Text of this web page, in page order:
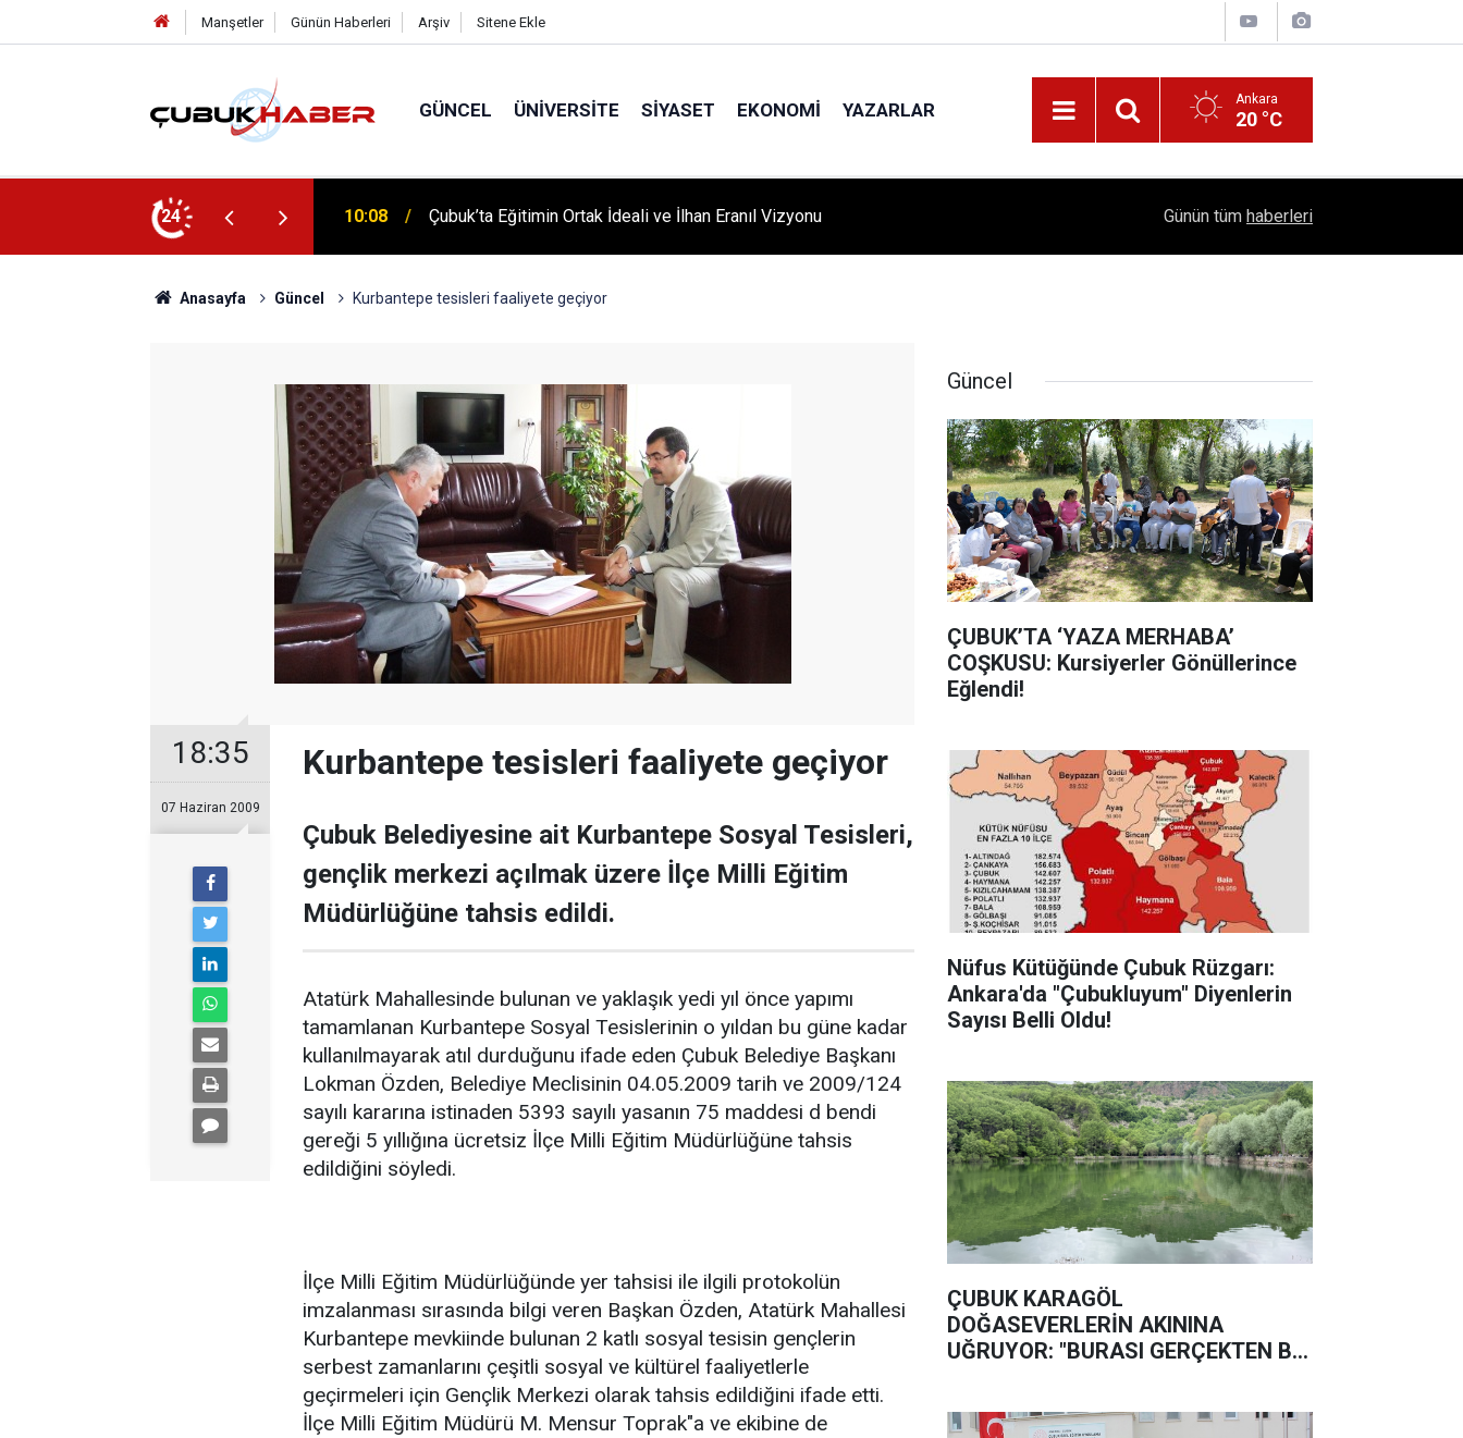
Manşetler Günün Haberleri Arşiv Sitene Ekle
GÜNCEL ÜNIVERSITE SIYASET EKONOMI YAZARLAR Ankara
20 °C
24 12:06 ÇUBUK’TA ‘YAZA MERHABA’ COŞKUSU: Kursiyerler Gönüllerince Eğlendi! 1504 Kep, Tek Bir Hedef: Bilim Kenti Çubuk
Günün tüm haberleri
Anasayfa Güncel Kurbantepe tesisleri faaliyete geçiyor
18:35
07 Haziran 2009
Kurbantepe tesisleri faaliyete geçiyor
Çubuk Belediyesine ait Kurbantepe Sosyal Tesisleri,
gençlik merkezi açılmak üzere İlçe Milli Eğitim
Müdürlüğüne tahsis edildi.
Atatürk Mahallesinde bulunan ve yaklaşık yedi yıl önce yapımı
tamamlanan Kurbantepe Sosyal Tesislerinin o yıldan bu güne kadar
kullanılmayarak atıl durduğunu ifade eden Çubuk Belediye Başkanı
Lokman Özden, Belediye Meclisinin 04.05.2009 tarih ve 2009/124
sayılı kararına istinaden 5393 sayılı yasanın 75 maddesi d bendi
gereği 5 yıllığına ücretsiz İlçe Milli Eğitim Müdürlüğüne tahsis
edildiğini söyledi.
İlçe Milli Eğitim Müdürlüğünde yer tahsisi ile ilgili protokolün
imzalanması sırasında bilgi veren Başkan Özden, Atatürk Mahallesi
Kurbantepe mevkiinde bulunan 2 katlı sosyal tesisin gençlerin
serbest zamanlarını çeşitli sosyal ve kültürel faaliyetlerle
geçirmeleri için Gençlik Merkezi olarak tahsis edildiğini ifade etti.
İlçe Milli Eğitim Müdürü M. Mensur Toprak"a ve ekibine de
Güncel
ÇUBUK’TA ‘YAZA MERHABA’
COŞKUSU: Kursiyerler Gönüllerince
Eğlendi!
Nüfus Kütüğünde Çubuk Rüzgarı:
Ankara'da "Çubukluyum" Diyenlerin
Sayısı Belli Oldu!
ÇUBUK KARAGÖL
DOĞASEVERLERİN AKININA
UĞRUYOR: "BURASI GERÇEKTEN BİR